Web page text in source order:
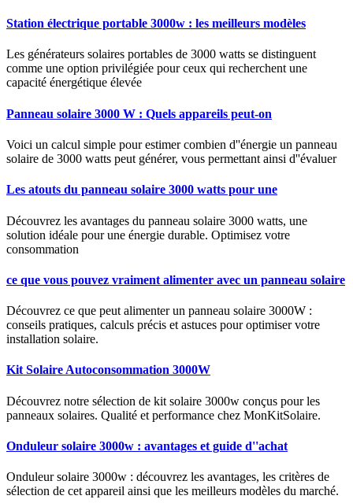
Station électrique portable 3000w : les meilleurs modèles
Les générateurs solaires portables de 3000 watts se distinguent
comme une option privilégiée pour ceux qui recherchent une
capacité énergétique élevée
Panneau solaire 3000 W : Quels appareils peut-on
Voici un calcul simple pour estimer combien d''énergie un panneau
solaire de 3000 watts peut générer, vous permettant ainsi d''évaluer
Les atouts du panneau solaire 3000 watts pour une
Découvrez les avantages du panneau solaire 3000 watts, une
solution idéale pour une énergie durable. Optimisez votre
consommation
ce que vous pouvez vraiment alimenter avec un panneau solaire
Découvrez ce que peut alimenter un panneau solaire 3000W :
conseils pratiques, calculs précis et astuces pour optimiser votre
installation solaire.
Kit Solaire Autoconsommation 3000W
Découvrez notre sélection de kit solaire 3000w conçus pour les
panneaux solaires. Qualité et performance chez MonKitSolaire.
Onduleur solaire 3000w : avantages et guide d''achat
Onduleur solaire 3000w : découvrez les avantages, les critères de
sélection de cet appareil ainsi que les meilleurs modèles du marché.